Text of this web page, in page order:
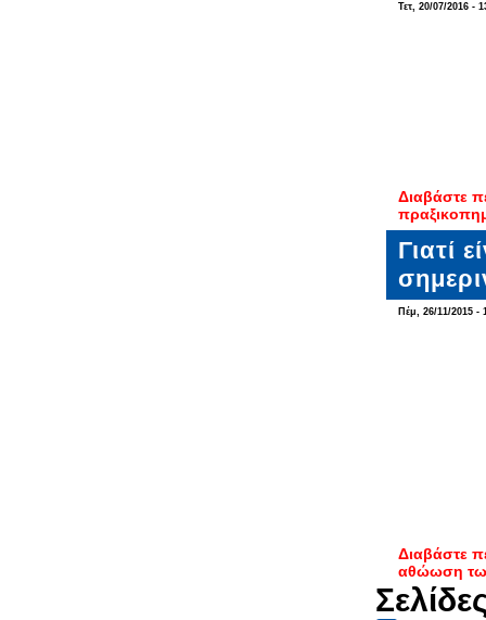
Τετ, 20/07/2016 -
Διαβάστε
Γιατί
Πέμ, 26/11/2015 -
Διαβάστε
αθώωση